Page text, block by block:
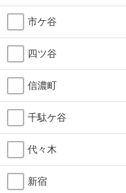
市ケ谷
四ツ谷
信濃町
千駄ケ谷
代々木
新宿